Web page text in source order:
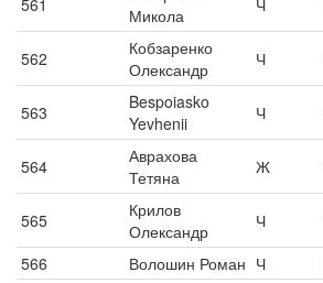
561
Микола
Ч
562
Кобзаренко
Олександр
Ч
563
Bespoiasko
Yevhenii
Ч
564
Аврахова
Тетяна
Ж
565
Крилов
Олександр
Ч
566
Волошин Роман Ч